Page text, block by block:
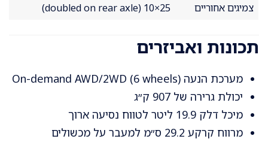
צמיגים אחוריים
25×10 (doubled on rear axle)
תכונות ואביזרים
מערכת הנעה On-demand AWD/2WD (6 wheels)
יכולת גרירה של 907 ק״ג
מיכל דלק 19.9 ליטר לטווח נסיעה ארוך
מרווח קרקע 29.2 ס״מ למעבר על מכשולים